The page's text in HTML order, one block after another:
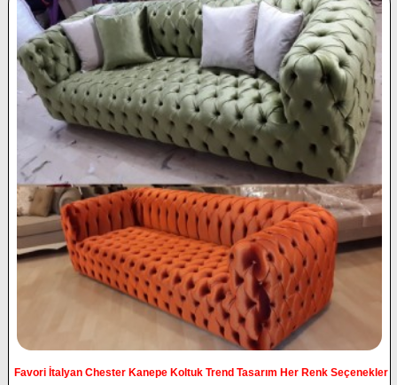
Favori İtalyan Chester Kanepe Koltuk Trend Tasarım Her Renk Seçenekler